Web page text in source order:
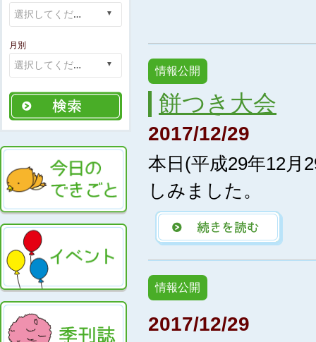
月別
情報公開
餅つき大会
2017/12/29
本日(平成29年12月
しみました。
情報公開
2017/12/29